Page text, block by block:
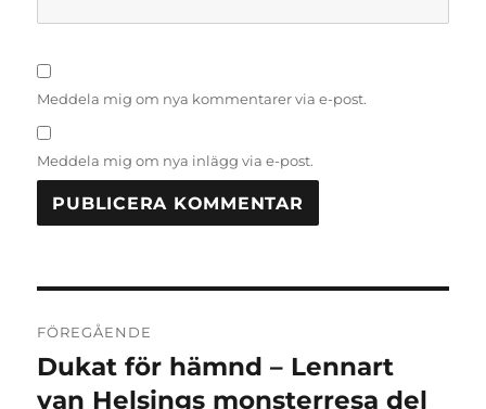
Meddela mig om nya kommentarer via e-post.
Meddela mig om nya inlägg via e-post.
FÖREGÅENDE
Föregående
inlägg:
Dukat för hämnd – Lennart
van Helsings monsterresa del